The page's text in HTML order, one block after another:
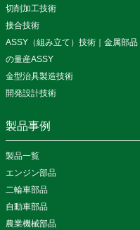
切削加工技術
接合技術
ASSY（組み立て）技術｜金属部品
の量産ASSY
金型治具製造技術
開発設計技術
製品事例
製品一覧
エンジン部品
二輪車部品
自動車部品
農業機械部品